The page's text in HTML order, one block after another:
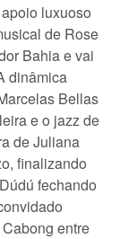
luxuoso
de Rose
Bahia e vai
dinâmica
Bellas
e o jazz de
de Juliana
finalizando
fechando
entre